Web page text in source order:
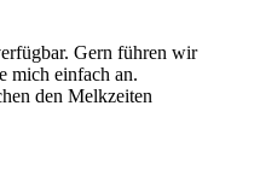
Gern führen wir
mich einfach an.
den Melkzeiten